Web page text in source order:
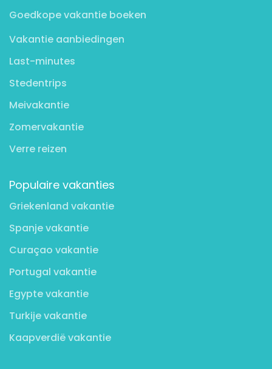
Goedkope vakantie boeken
Vakantie aanbiedingen
Last-minutes
Stedentrips
Meivakantie
Zomervakantie
Verre reizen
Populaire vakanties
Griekenland vakantie
Spanje vakantie
Curaçao vakantie
Portugal vakantie
Egypte vakantie
Turkije vakantie
Kaapverdië vakantie